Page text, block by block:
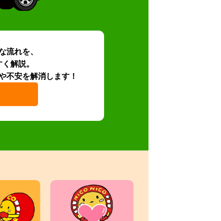
流れを、
解説。
不安を解消します！